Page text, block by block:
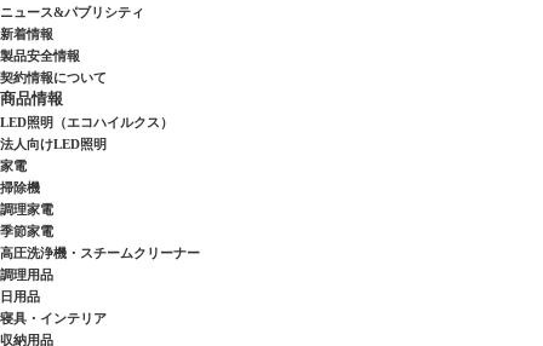
ニュース&パブリシティ
新着情報
製品安全情報
契約情報について
商品情報
LED照明（エコハイルクス）
法人向けLED照明
家電
掃除機
調理家電
季節家電
高圧洗浄機・スチームクリーナー
調理用品
日用品
寝具・インテリア
収納用品